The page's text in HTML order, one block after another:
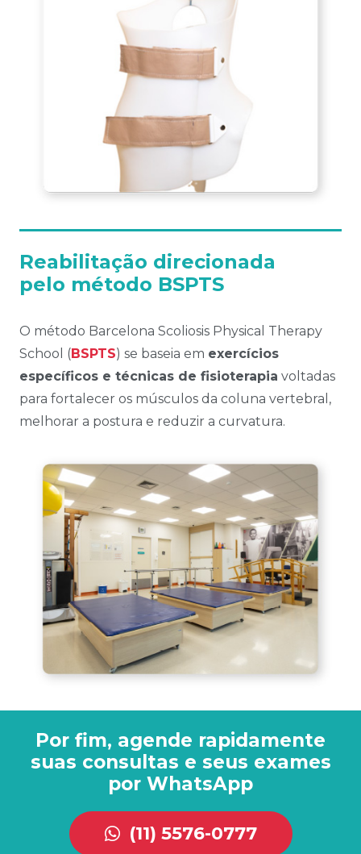
Reabilitação direcionada
pelo método BSPTS
O método Barcelona Scoliosis Physical Therapy
School (BSPTS) se baseia em exercícios
específicos e técnicas de fisioterapia voltadas
para fortalecer os músculos da coluna vertebral,
melhorar a postura e reduzir a curvatura.
Por fim, agende rapidamente
suas consultas e seus exames
por WhatsApp
(11) 5576-0777